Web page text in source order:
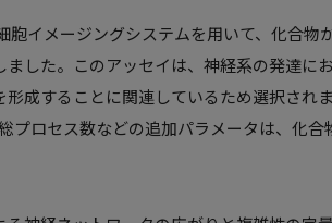
イメージングシステムを用いて、化合物
した。このアッセイは、神経系の発達に
成することに関連しているため選択され
プロセス数などの追加パラメータは、化